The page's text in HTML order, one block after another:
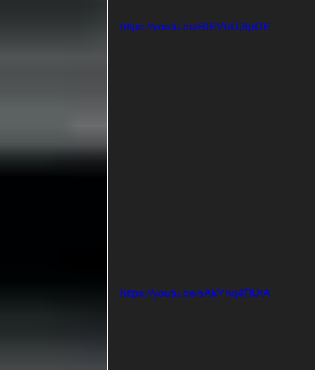
https://youtu.be/BIEVbUj8pDE
https://youtu.be/sAkYhq4RUtA